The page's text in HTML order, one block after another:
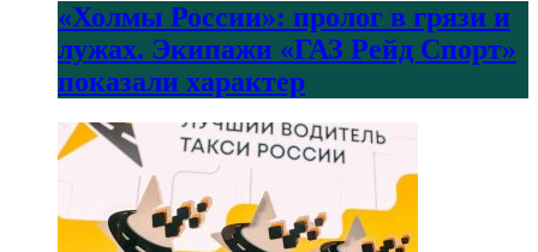
«Холмы России»: пролог в грязи и
лужах. Экипажи «ГАЗ Рейд Спорт»
показали характер